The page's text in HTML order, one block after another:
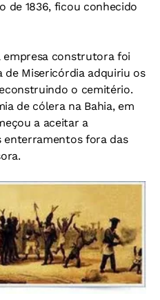
de 1836, ficou conhecido
empresa construtora foi
de Misericórdia adquiriu os
o cemitério.
de cólera na Bahia, em
a aceitar a
enterramentos fora das